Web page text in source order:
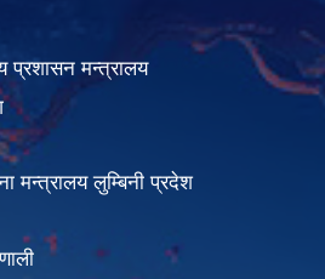
प्रशासन मन्त्रालय
मन्त्रालय लुम्बिनी प्रदेश